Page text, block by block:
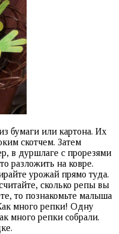
бумаги или картона. Их
скотчем. Затем
в дуршлаге с прорезями
разложить на ковре.
урожай прямо туда.
сколько репы вы
то познакомьте малыша
много репки! Одну
много репки собрали.